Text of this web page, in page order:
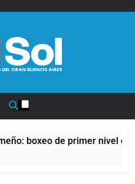
boxeo de primer nivel en